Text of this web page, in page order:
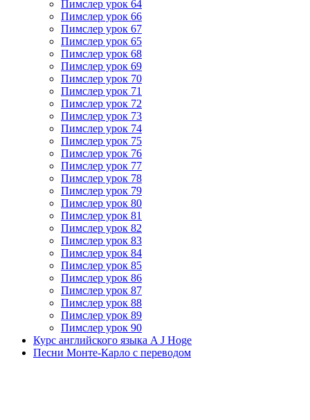
Пимслер урок 64
Пимслер урок 66
Пимслер урок 67
Пимслер урок 65
Пимслер урок 68
Пимслер урок 69
Пимслер урок 70
Пимслер урок 71
Пимслер урок 72
Пимслер урок 73
Пимслер урок 74
Пимслер урок 75
Пимслер урок 76
Пимслер урок 77
Пимслер урок 78
Пимслер урок 79
Пимслер урок 80
Пимслер урок 81
Пимслер урок 82
Пимслер урок 83
Пимслер урок 84
Пимслер урок 85
Пимслер урок 86
Пимслер урок 87
Пимслер урок 88
Пимслер урок 89
Пимслер урок 90
Курс английского языка A J Hoge
Песни Монте-Карло с переводом